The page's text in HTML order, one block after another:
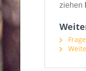
ziehen